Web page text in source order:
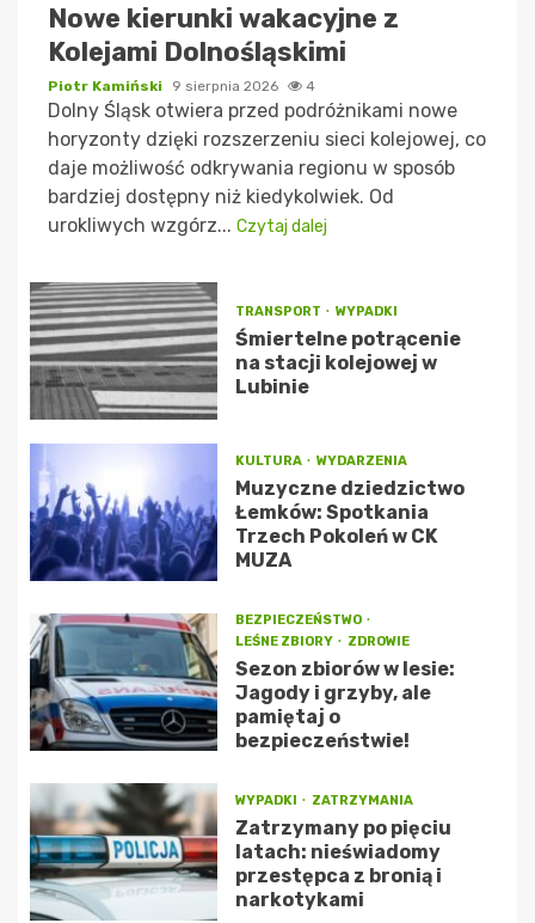
Nowe kierunki wakacyjne z
Kolejami Dolnośląskimi
Piotr Kamiński 9 sierpnia 2026 4
Dolny Śląsk otwiera przed podróżnikami nowe
horyzonty dzięki rozszerzeniu sieci kolejowej, co
daje możliwość odkrywania regionu w sposób
bardziej dostępny niż kiedykolwiek. Od
urokliwych wzgórz... Czytaj dalej
TRANSPORT WYPADKI
Śmiertelne potrącenie
na stacji kolejowej w
Lubinie
KULTURA WYDARZENIA
Muzyczne dziedzictwo
Łemków: Spotkania
Trzech Pokoleń w CK
MUZA
BEZPIECZEŃSTWO
LEŚNE ZBIORY
ZDROWIE
Sezon zbiorów w lesie:
Jagody i grzyby, ale
pamiętaj o
bezpieczeństwie!
WYPADKI ZATRZYMANIA
Zatrzymany po pięciu
latach: nieświadomy
przestępca z bronią i
narkotykami